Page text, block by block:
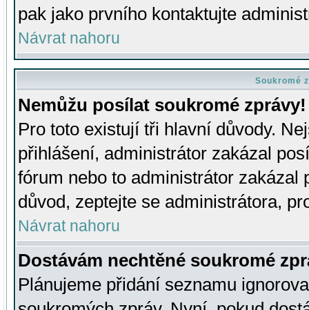
pak jako prvního kontaktujte
Návrat nahoru
Soukromé
Nemůžu posílat soukromé zprávy!
Pro toto existují tři hlavní důvody.
přihlášení, administrátor zakázal
fórum nebo to administrátor zakázal
důvod, zeptejte se administrátora,
Návrat nahoru
Dostávám nechtěné soukromé
Plánujeme přidání seznamu